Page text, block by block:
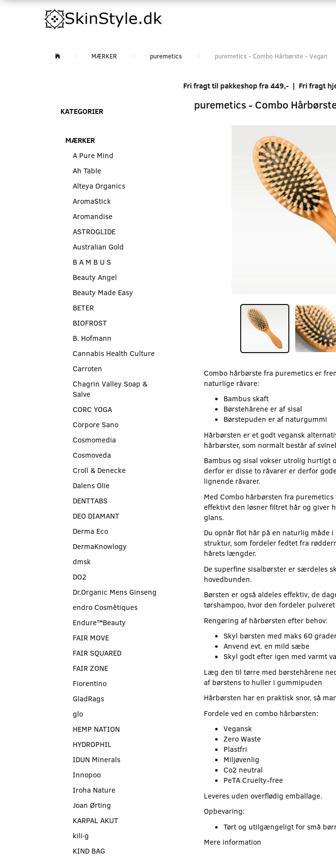
MÆRKER puremetics puremetics - Combo Hårbørste - Vegan
KATEGORIER
MÆRKER
A Pure Mind
Ah Table
Alteya Organics
AromaStick
Aromandise
ASTROGLIDE
Australian Gold
B A M B U S
Beauty Angel
Beauty Made Easy
BETER
BIOFROST
B. Hofmann
Cannabis Health Culture
Carroten
Chagrin Valley Soap &
Salve
CORC YOGA
Corpore Sano
Cosmomedia
Cosmoveda
Croll & Denecke
Dalens Olie
DENTTABS
DEO DIAMANT
Derma Eco
DermaKnowlogy
dmsk
DO2
Dr.Organic Mens Ginseng
endro Cosmètiques
Endure™Beauty
FAIR MOVE
FAIR SQUARED
FAIR ZONE
Fiorentino
GladRags
glo
HEMP NATION
HYDROPHIL
IDUN Minerals
Innopoo
Iroha Nature
Joan Ørting
KARPAL AKUT
kili∙g
KIND BAG
puremetics - Combo
Combo hårbørste fra puremetics er
naturlige råvare:
Bambus skaft
Børstehårene er af sisal
Børstepuden er af naturgummi
Hårbørsten er et godt vegansk
hårbørster, som normalt består af
Bambus og sisal vokser utrolig hurtigt
derfor er disse to råvarer er derfor
lignende råvarer.
Med Combo hårbørsten fra
effektivt den løsner filtret hår og giver
glans.
Du opnår flot hår på en naturlig måde
struktur, som fordeler fedtet fra
hårets længder.
De superfine sisalbørster er særdeles
hovedbunden.
Børsten er også aldeles effektiv, de
tørshampoo, hvor den fordeler
Rengøring af hårbørsten efter behov:
Skyl børsten med maks 60
Anvend evt. en mild sæbe
Skyl godt efter igen med varmt
Læg den til tørre med børstehårene
af børstens to huller i gummipuden
Hårbørsten har en praktisk snor, så
Fordele ved en combo hårbørsten:
Vegansk
Zero Waste
Plastfri
Miljøvenlig
Co2 neutral
PeTA Cruelty-free
Leveres uden overflødig emballage.
Opbevaring:
Tørt og utilgængeligt for små
Mere information